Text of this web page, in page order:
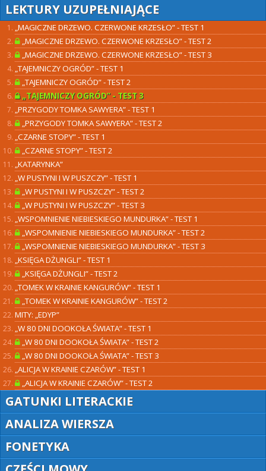
LEKTURY UZUPEŁNIAJĄCE
„MAGICZNE DRZEWO. CZERWONE KRZESŁO” - TEST 1
„MAGICZNE DRZEWO. CZERWONE KRZESŁO” - TEST 2
„MAGICZNE DRZEWO. CZERWONE KRZESŁO” - TEST 3
„TAJEMNICZY OGRÓD” - TEST 1
„TAJEMNICZY OGRÓD” - TEST 2
„TAJEMNICZY OGRÓD” - TEST 3
„PRZYGODY TOMKA SAWYERA” - TEST 1
„PRZYGODY TOMKA SAWYERA” - TEST 2
„CZARNE STOPY” - TEST 1
„CZARNE STOPY” - TEST 2
„KATARYNKA”
„W PUSTYNI I W PUSZCZY” - TEST 1
„W PUSTYNI I W PUSZCZY” - TEST 2
„W PUSTYNI I W PUSZCZY” - TEST 3
„WSPOMNIENIE NIEBIESKIEGO MUNDURKA” - TEST 1
„WSPOMNIENIE NIEBIESKIEGO MUNDURKA” - TEST 2
„WSPOMNIENIE NIEBIESKIEGO MUNDURKA” - TEST 3
„KSIĘGA DŻUNGLI” - TEST 1
„KSIĘGA DŻUNGLI” - TEST 2
„TOMEK W KRAINIE KANGURÓW” - TEST 1
„TOMEK W KRAINIE KANGURÓW” - TEST 2
MITY: „EDYP”
„W 80 DNI DOOKOŁA ŚWIATA” - TEST 1
„W 80 DNI DOOKOŁA ŚWIATA” - TEST 2
„W 80 DNI DOOKOŁA ŚWIATA” - TEST 3
„ALICJA W KRAINIE CZARÓW” - TEST 1
„ALICJA W KRAINIE CZARÓW” - TEST 2
GATUNKI LITERACKIE
ANALIZA WIERSZA
FONETYKA